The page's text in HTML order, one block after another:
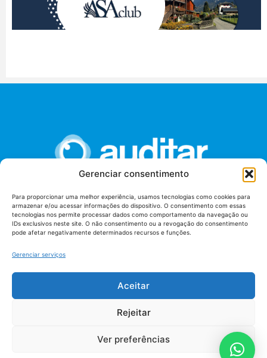
Gerenciar consentimento
Para proporcionar uma melhor experiência, usamos tecnologias como cookies para
armazenar e/ou acessar informações do dispositivo. O consentimento com essas
tecnologias nos permite processar dados como comportamento da navegação ou
IDs exclusivos neste site. O não consentimento ou a revogação do consentimento
pode afetar negativamente determinados recursos e funções.
Gerenciar serviços
Aceitar
Rejeitar
Ver preferências
União dos Auditores Federais de Controle Externo -
AUDITAR
Setor de Administração Federal Sul (SAF/Sul), Qd. 04, Lt. 01
Tribunal de Contas da União (TCU), Subsolo, Sala S04
Termos de uso